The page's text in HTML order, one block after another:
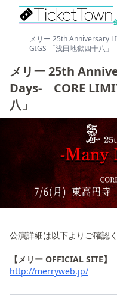
メリー 25th Anniversary
GIGS 「浅田地獄四十八」
メリー 25th
Days- CORE
八」
公演詳細は以下よりご確認く
【メリー OFFICIAL SITE】
http://merryweb.jp/